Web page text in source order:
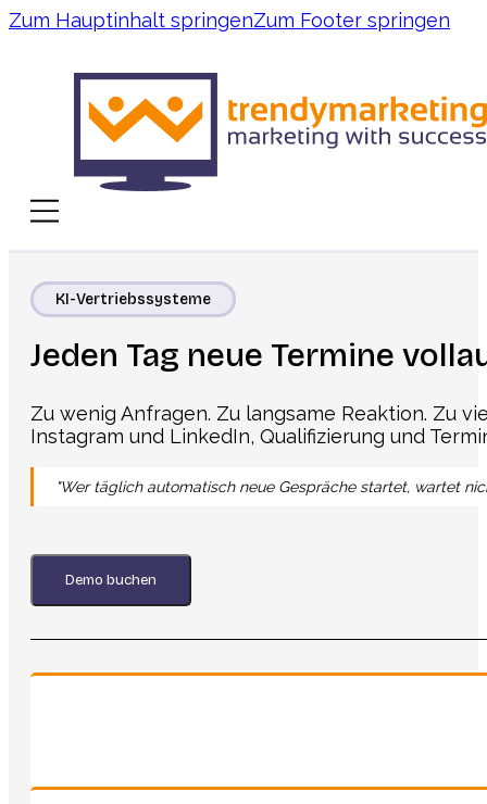
Zum Hauptinhalt springenZum Footer springen
KI-Vertriebssysteme
Jeden Tag neue Termine
Zu wenig Anfragen. Zu langsame Reaktion. Zu
Instagram und LinkedIn, Qualifizierung und
"Wer täglich automatisch neue Gespräche startet, wartet
Demo buchen